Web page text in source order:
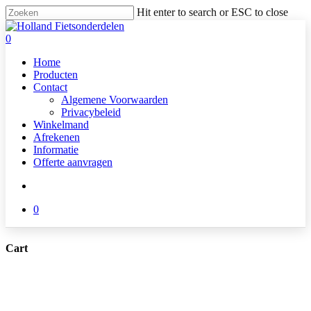
Skip
to
main
Hit enter to search or ESC to close
Close
Search
search
0
Home
Producten
Contact
Algemene Voorwaarden
Privacybeleid
Winkelmand
Afrekenen
Informatie
Offerte aanvragen
0
Cart